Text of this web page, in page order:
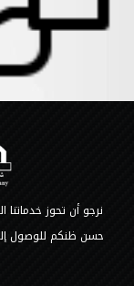
نرجو أن تحوز
حسن ظنكم للوصول